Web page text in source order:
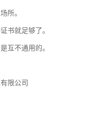
所。
书就足够了。
互不通用的。
限公司